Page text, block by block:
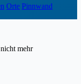
Orte Pinnwand
mehr